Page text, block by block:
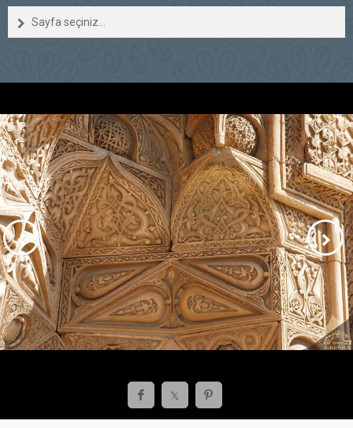
Sayfa seçiniz...